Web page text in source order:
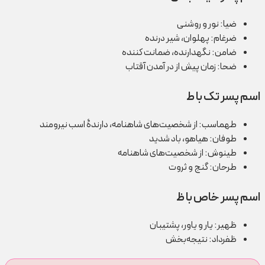
ضیا: نور و روشنی
ضرغام: پهلوان، شیر درنده
ضامن: نگهدارنده، ضمانت کننده
ضحا: زمان پیش از در آمدن آقتاب
اسم پسر تک با ط
طهماسب: از شخصیت‌های شاهنامه، دارندۀ اسب نیرومند
طوفان: هیاهو، باد شدید
طینوش: از شخصیت‌های شاهنامه
طرحان: گنج و ثروت
اسم پسر خاص با ظ
ظهیر: یار و یاور، پشتیبان
ظفرداد: نتیجه‌بخش